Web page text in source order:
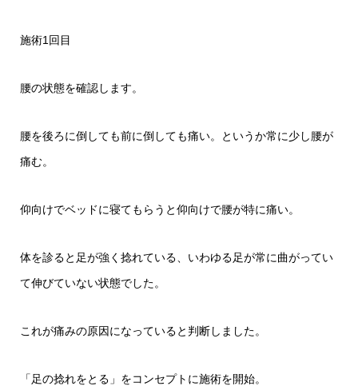
施術1回目
腰の状態を確認します。
腰を後ろに倒しても前に倒しても痛い。というか常に少し腰が
痛む。
仰向けでベッドに寝てもらうと仰向けで腰が特に痛い。
体を診ると足が強く捻れている、いわゆる足が常に曲がってい
て伸びていない状態でした。
これが痛みの原因になっていると判断しました。
「足の捻れをとる」をコンセプトに施術を開始。